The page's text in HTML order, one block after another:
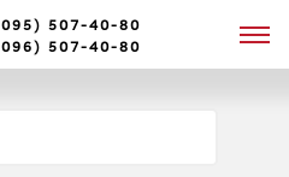
507-40-80
507-40-80